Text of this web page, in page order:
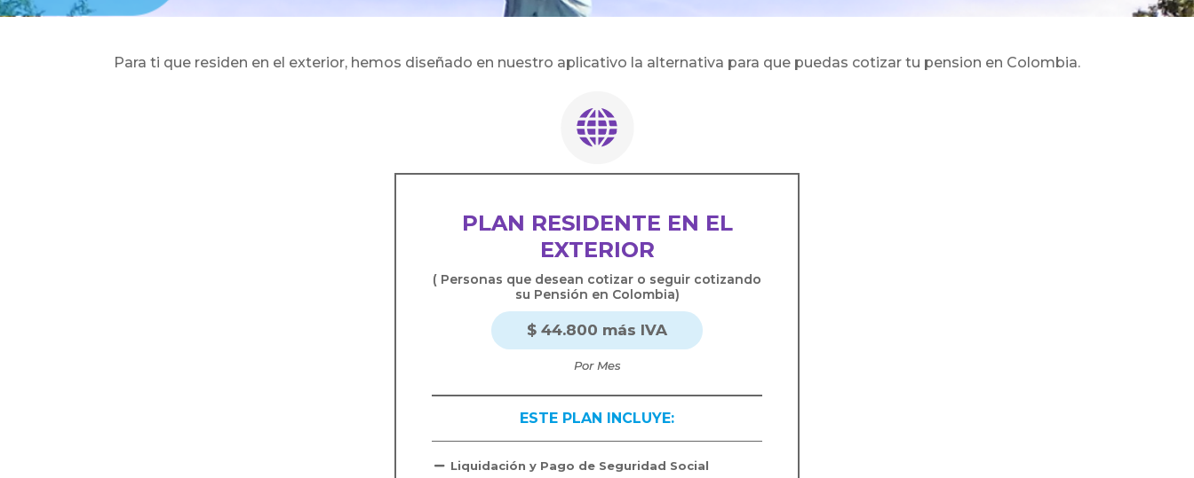
Para ti que residen en el exterior, hemos diseñado en nuestro aplicativo la alternativa para que puedas cotizar tu pension en Colombia.
PLAN RESIDENTE EN EL
EXTERIOR
( Personas que desean cotizar o seguir cotizando
su Pensión en Colombia)
$ 44.800 más IVA
Por Mes
ESTE PLAN INCLUYE:
Liquidación y Pago de Seguridad Social